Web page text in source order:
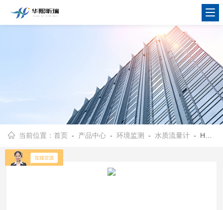
当前位置：首页 - 产品中心 -环境监测 - 水质流量计 - HX-F700实验室便携式明渠流量计 流量流速检测